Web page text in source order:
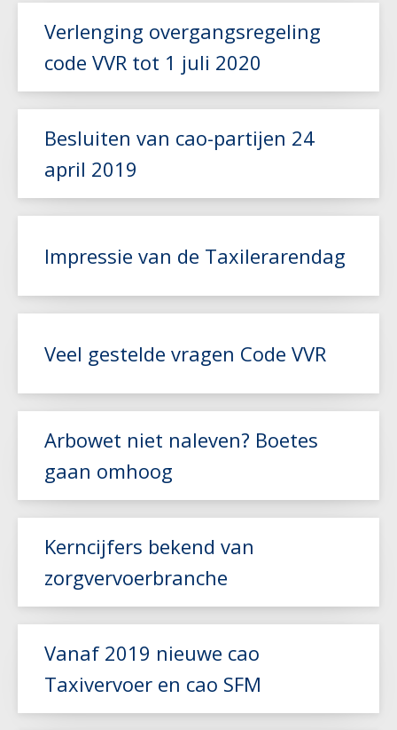
Lees meer
Verlenging overgangsregeling
code VVR tot 1 juli 2020
Besluiten van cao-partijen 24
april 2019
Lees meer
Impressie van de Taxilerarendag
Lees meer
Veel gestelde vragen Code VVR
Lees meer
Arbowet niet naleven? Boetes
gaan omhoog
Kerncijfers bekend van
zorgvervoerbranche
Vanaf 2019 nieuwe cao
Taxivervoer en cao SFM